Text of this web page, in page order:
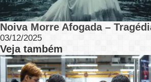
Noiva Morre Afogada –
03/12/2025
Veja também